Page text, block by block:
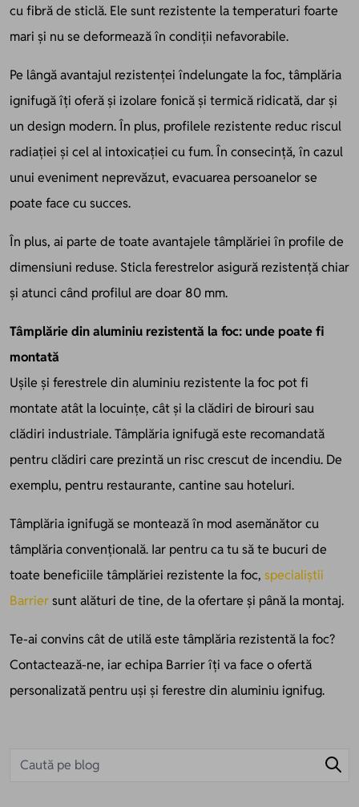
cu fibră de sticlă. Ele sunt rezistente la temperaturi foarte
mari și nu se deformează în condiții nefavorabile.
Pe lângă avantajul rezistenței îndelungate la foc, tâmplăria
ignifugă îți oferă și izolare fonică și termică ridicată, dar și
un design modern. În plus, profilele rezistente reduc riscul
radiației și cel al intoxicației cu fum. În consecință, în cazul
unui eveniment neprevăzut, evacuarea persoanelor se
poate face cu succes.
În plus, ai parte de toate avantajele tâmplăriei în profile de
dimensiuni reduse. Sticla ferestrelor asigură rezistență chiar
și atunci când profilul are doar 80 mm.
Tâmplărie din aluminiu rezistentă la foc: unde poate fi
montată
Ușile și ferestrele din aluminiu rezistente la foc pot fi
montate atât la locuințe, cât și la clădiri de birouri sau
clădiri industriale. Tâmplăria ignifugă este recomandată
pentru clădiri care prezintă un risc crescut de incendiu. De
exemplu, pentru restaurante, cantine sau hoteluri.
Tâmplăria ignifugă se montează în mod asemănător cu
tâmplăria convențională. Iar pentru ca tu să te bucuri de
toate beneficiile tâmplăriei rezistente la foc, specialiștii
Barriersunt alături de tine, de la ofertare și până la montaj.
Te-ai convins cât de utilă este tâmplăria rezistentă la foc?
Contactează-ne, iar echipa Barrier îți va face o ofertă
personalizată pentru uși și ferestre din aluminiu ignifug.